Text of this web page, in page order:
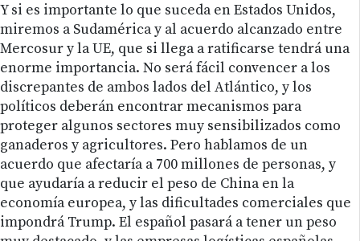
Y si es importante lo que suceda en Estados Unidos,
miremos a Sudamérica y al acuerdo alcanzado entre
Mercosur y la UE, que si llega a ratificarse tendrá una
enorme importancia. No será fácil convencer a los
discrepantes de ambos lados del Atlántico, y los
políticos deberán encontrar mecanismos para
proteger algunos sectores muy sensibilizados como
ganaderos y agricultores. Pero hablamos de un
acuerdo que afectaría a 700 millones de personas, y
que ayudaría a reducir el peso de China en la
economía europea, y las dificultades comerciales que
impondrá Trump. El español pasará a tener un peso